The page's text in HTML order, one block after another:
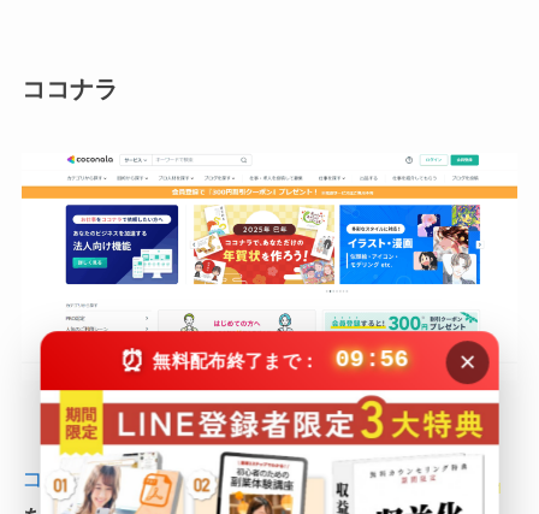
ココナラ
引用：ココナラ
ココナラは、個人の得意分野を生かしてサービス
⏰ 無料配布終了まで： 09:55 ×